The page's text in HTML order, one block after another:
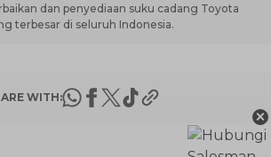
dan penyediaan suku cadang Toyota
terbesar di seluruh Indonesia.
WITH:
×